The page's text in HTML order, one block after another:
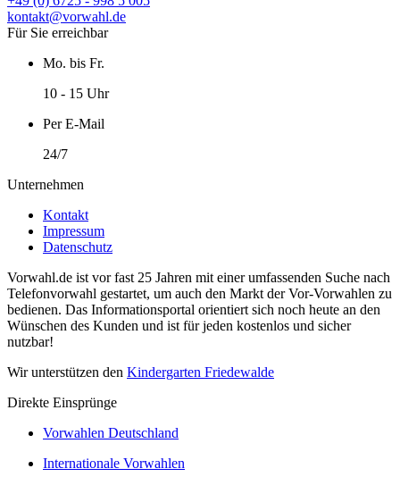
kontakt@vorwahl.de
Für Sie erreichbar
Mo. bis Fr.
10 - 15 Uhr
Per E-Mail
24/7
Unternehmen
Kontakt
Impressum
Datenschutz
Vorwahl.de ist vor fast 25 Jahren mit einer umfassenden Suche nach
Telefonvorwahl gestartet, um auch den Markt der Vor-Vorwahlen zu
bedienen. Das Informationsportal orientiert sich noch heute an den
Wünschen des Kunden und ist für jeden kostenlos und sicher
nutzbar!
Wir unterstützen den Kindergarten Friedewalde
Direkte Einsprünge
Vorwahlen Deutschland
Internationale Vorwahlen